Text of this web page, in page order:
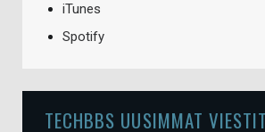
iTunes
Spotify
TECHBBS UUSIMMAT VIESTIT